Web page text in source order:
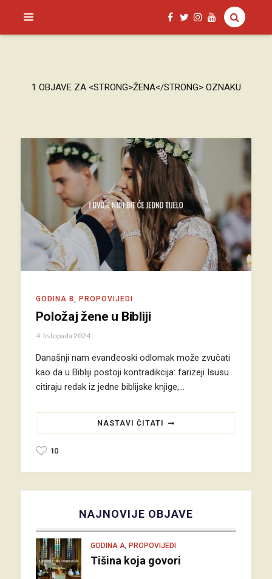
SAGUD.XYZ
1 OBJAVE ZA <STRONG>ŽENA</STRONG> OZNAKU
GODINA B PROPOVIJEDI
Položaj žene u Bibliji
4. listopada 2024.
Današnji nam evanđeoski odlomak može zvučati
kao da u Bibliji postoji kontradikcija: farizeji Isusu
citiraju redak iz jedne biblijske knjige,…
NASTAVI ČITATI
10
NAJNOVIJE OBJAVE
GODINA A, PROPOVIJEDI
Tišina koja govori